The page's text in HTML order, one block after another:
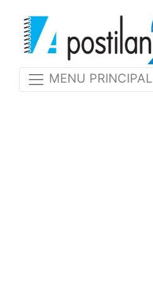
MENU PRINCIPAL